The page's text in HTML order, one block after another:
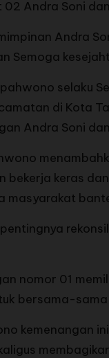
Andra Soni
Andra
Semoga
selaku
di Kota
Andra Soni
bekerja keras
masyarakat
nomor 01
bersama-
kemenangan